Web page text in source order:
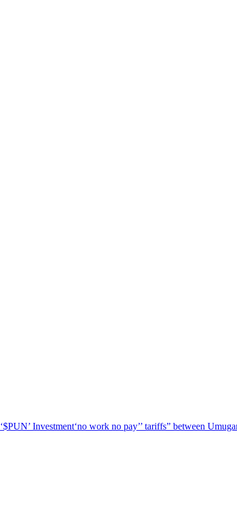
‘$PUN’ Investment‘no work no pay’’ tariffs” between